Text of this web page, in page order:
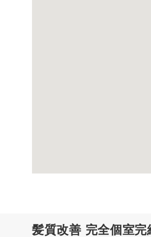
髪質改善 完全個室